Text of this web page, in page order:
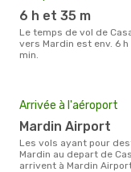
6 h et 35 m
Le temps de vol de Casablanca
vers Mardin est env. 6
min.
Arrivée à l'aéroport
Mardin Airport
Les vols ayant pour destination
Mardin au depart de
arrivent à Mardin